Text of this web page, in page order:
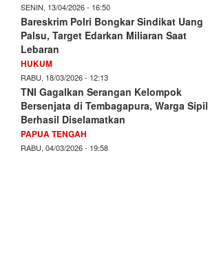
SENIN, 13/04/2026 - 16:50
Bareskrim Polri Bongkar Sindikat Uang
Palsu, Target Edarkan Miliaran Saat
Lebaran
HUKUM
RABU, 18/03/2026 - 12:13
TNI Gagalkan Serangan Kelompok
Bersenjata di Tembagapura, Warga Sipil
Berhasil Diselamatkan
PAPUA TENGAH
RABU, 04/03/2026 - 19:58